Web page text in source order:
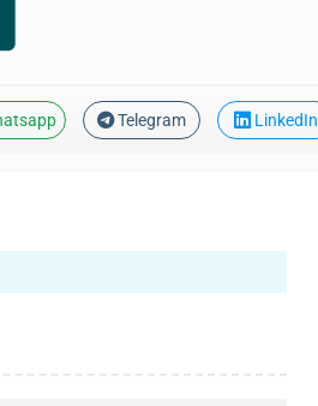
Telegram LinkedIn